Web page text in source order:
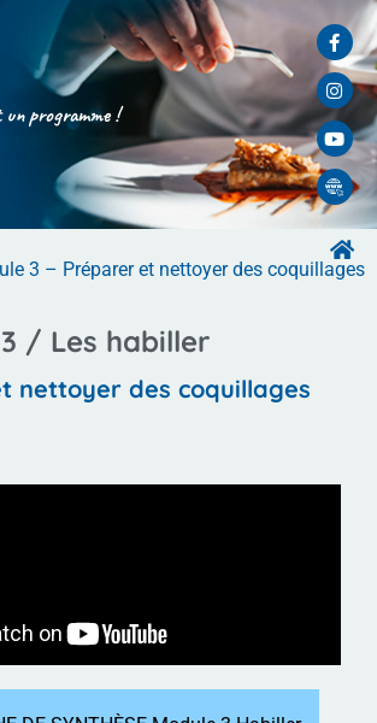
un programme !
3 – Préparer et nettoyer des coquillages
3 / Les habiller
nettoyer des coquillages